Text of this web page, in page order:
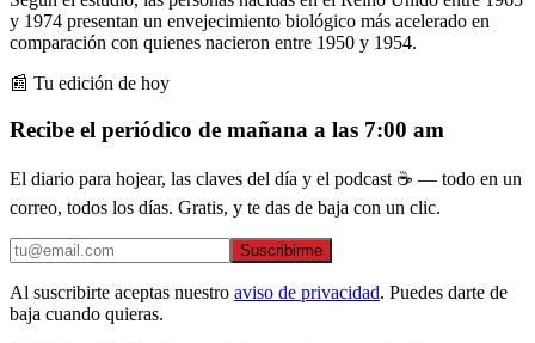
y 1974 presentan un envejecimiento biológico más acelerado en
comparación con quienes nacieron entre 1950 y 1954.
📰 Tu edición de hoy
Recibe el periódico de mañana a las 7:00 am
El diario para hojear, las claves del día y el podcast ☕ — todo en un
correo, todos los días. Gratis, y te das de baja con un clic.
Suscribirme
Al suscribirte aceptas nuestro aviso de privacidad. Puedes darte de
baja cuando quieras.